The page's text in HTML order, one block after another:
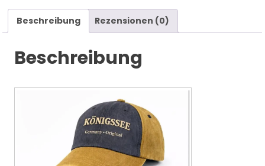
Beschreibung Rezensionen (0)
Beschreibung